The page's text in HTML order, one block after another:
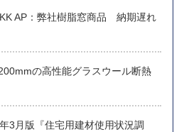
AP：弊社樹脂窓商品 納期遅れ
の高性能グラスウール断熱
3月版『住宅用建材使用状況調